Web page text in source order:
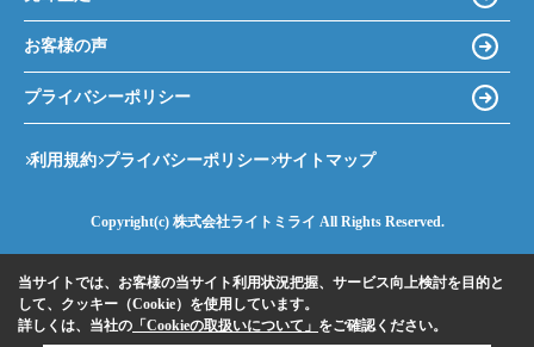
お客様の声
プライバシーポリシー
利用規約 プライバシーポリシー サイトマップ
Copyright(c) 株式会社ライトミライ All Rights Reserved.
当サイトでは、お客様の当サイト利用状況把握、サービス向上検討を目的と
して、クッキー（Cookie）を使用しています。
詳しくは、当社の 「Cookieの取扱いについて」 をご確認ください。